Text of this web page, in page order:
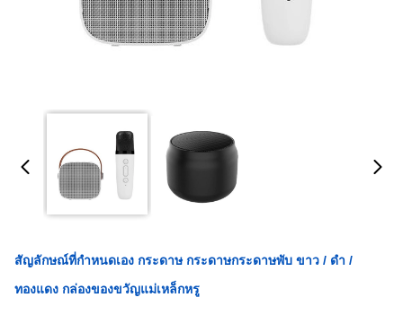
สัญลักษณ์ที่กําหนดเอง กระดาษ กระดาษกระดาษพับ ขาว / ดํา /
ทองแดง กล่องของขวัญแม่เหล็กหรู